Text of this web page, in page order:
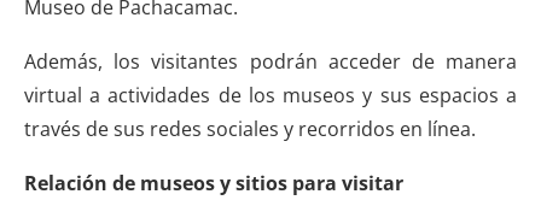
Museo de Pachacamac.
Además, los visitantes podrán acceder de manera
virtual a actividades de los museos y sus espacios a
través de sus redes sociales y recorridos en línea.
Relación de museos y sitios para visitar